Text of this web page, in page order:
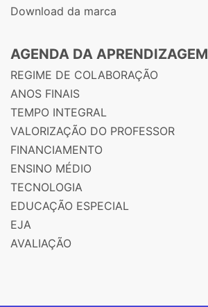
Download da marca
AGENDA DA APRENDIZAGEM
REGIME DE COLABORAÇÃO
ANOS FINAIS
TEMPO INTEGRAL
VALORIZAÇÃO DO PROFESSOR
FINANCIAMENTO
ENSINO MÉDIO
TECNOLOGIA
EDUCAÇÃO ESPECIAL
EJA
AVALIAÇÃO